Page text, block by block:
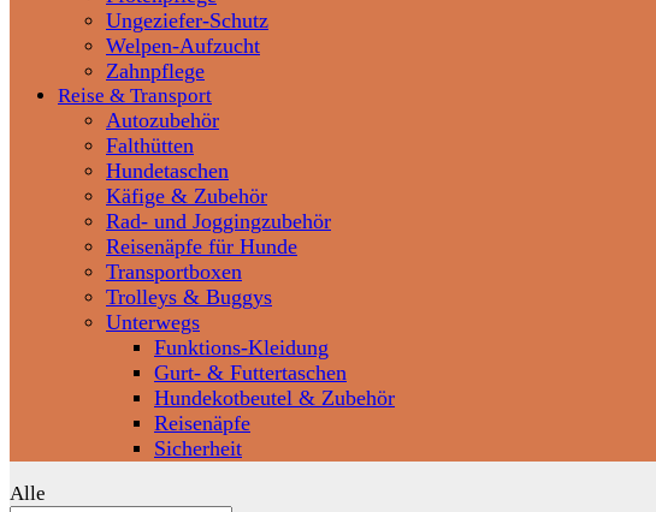
Ungeziefer-Schutz
Welpen-Aufzucht
Zahnpflege
Reise & Transport
Autozubehör
Falthütten
Hundetaschen
Käfige & Zubehör
Rad- und Joggingzubehör
Reisenäpfe für Hunde
Transportboxen
Trolleys & Buggys
Unterwegs
Funktions-Kleidung
Gurt- & Futtertaschen
Hundekotbeutel & Zubehör
Reisenäpfe
Sicherheit
Alle